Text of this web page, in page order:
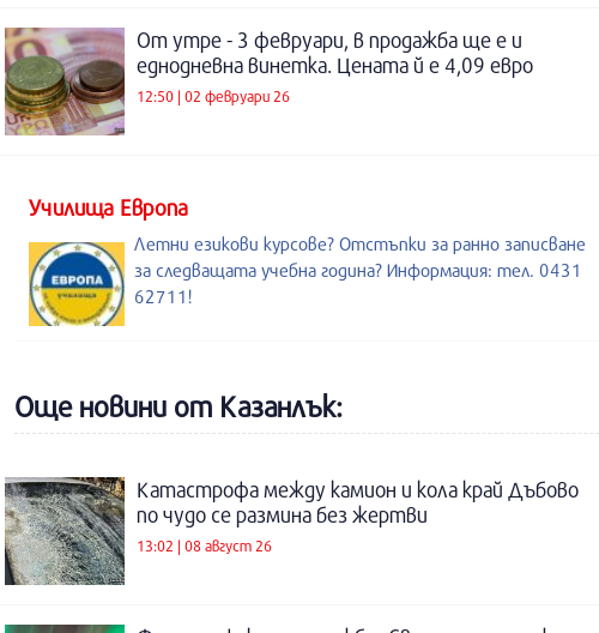
От утре - 3 февруари, в продажба ще е и
еднодневна винетка. Цената й е 4,09 евро
12:50 | 02 февруари 26
Училища Европа
Летни езикови курсове? Отстъпки за ранно записване
за следващата учебна година? Информация: тел. 0431
62711!
Още новини от Казанлък:
Катастрофа между камион и кола край Дъбово
по чудо се размина без жертви
13:02 | 08 август 26